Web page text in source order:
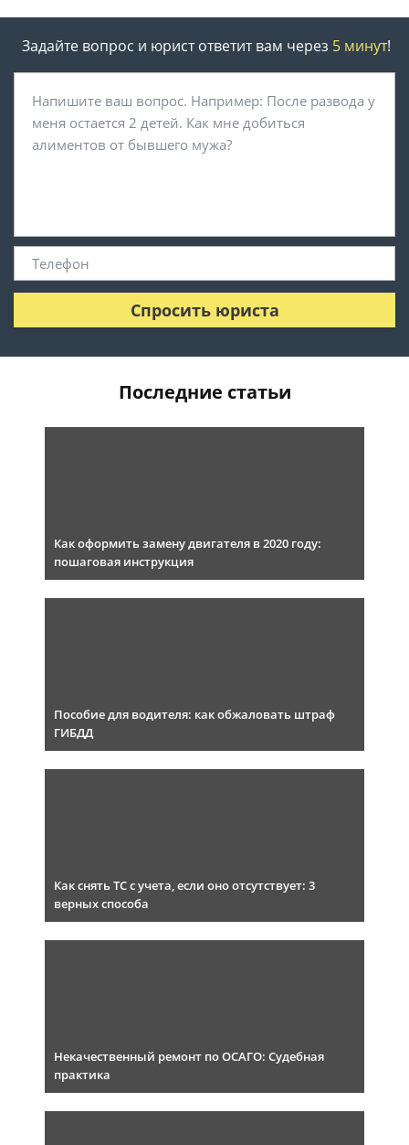
Задайте вопрос и юрист ответит вам через 5 минут!
Спросить юриста
Последние статьи
Как оформить замену двигателя в 2020 году:
пошаговая инструкция
Пособие для водителя: как обжаловать штраф
ГИБДД
Как снять ТС с учета, если оно отсутствует: 3
верных способа
Некачественный ремонт по ОСАГО: Судебная
практика